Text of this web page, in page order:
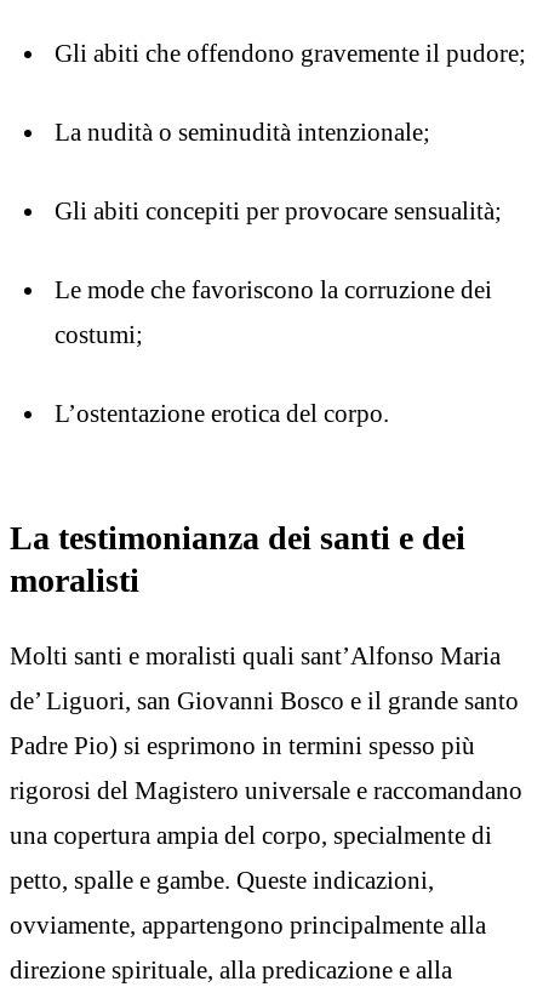
Gli abiti che offendono gravemente il pudore;
La nudità o seminudità intenzionale;
Gli abiti concepiti per provocare sensualità;
Le mode che favoriscono la corruzione dei
costumi;
L’ostentazione erotica del corpo.
La testimonianza dei santi e dei
moralisti
Molti santi e moralisti quali sant’Alfonso Maria
de’ Liguori, san Giovanni Bosco e il grande santo
Padre Pio) si esprimono in termini spesso più
rigorosi del Magistero universale e raccomandano
una copertura ampia del corpo, specialmente di
petto, spalle e gambe. Queste indicazioni,
ovviamente, appartengono principalmente alla
direzione spirituale, alla predicazione e alla